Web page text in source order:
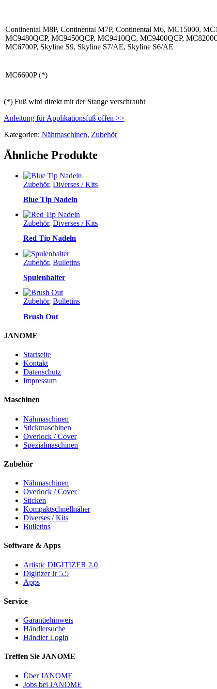
Continental M8P, Continental M7P, Continental M6, MC15000,
MC9480QCP, MC9450QCP, MC9410QC, MC9400QCP,
MC6700P, Skyline S9, Skyline S7/AE, Skyline S6/AE
MC6600P (*)
(*) Fuß wird direkt mit der Stange verschraubt
Anleitung für Applikationsfuß offen >>
Kategorien: Nähmaschinen, Zubehör
Ähnliche Produkte
Zubehör, Diverses / Kits
Blue Tip Nadeln
Zubehör, Diverses / Kits
Red Tip Nadeln
Zubehör, Bulletins
Spulenhalter
Zubehör, Bulletins
Brush Out
JANOME
Startseite
Kontakt
Datenschutz
Impressum
Maschinen
Nähmaschinen
Stickmaschinen
Overlock / Cover
Spezialmaschinen
Zubehör
Nähmaschinen
Overlock / Cover
Sticken
Kompaktschnellnäher
Diverses / Kits
Bulletins
Software & Apps
Artistic DIGITIZER 2.0
Digitizer Jr 5.5
Apps
Service
Garantiehinweis
Händlersuche
Händler Login
Treffen Sie JANOME
Über JANOME
Jobs bei JANOME